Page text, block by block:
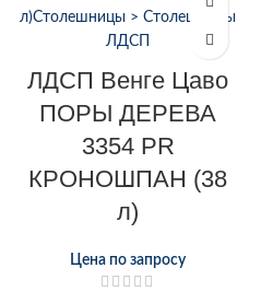
ЛДСП Венге Цаво
ПОРЫ ДЕРЕВА
3354 PR
КРОНОШПАН (38
л)
Цена по запросу